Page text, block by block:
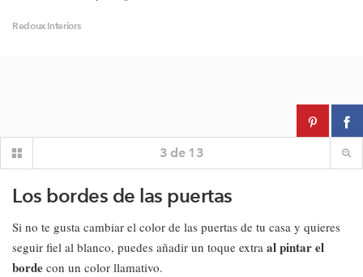
Redoux Interiors
3 de 13
Los bordes de las puertas
Si no te gusta cambiar el color de las puertas de tu casa y quieres
seguir fiel al blanco, puedes añadir un toque extra al pintar el
borde con un color llamativo.